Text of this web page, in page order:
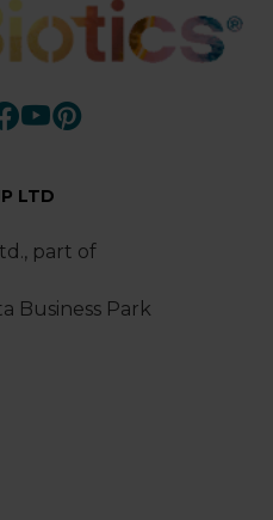
LTD
part of
Business Park